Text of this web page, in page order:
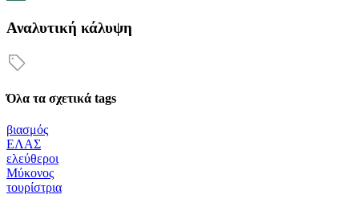
Αναλυτική κάλυψη
Όλα τα σχετικά tags
βιασμός
ΕΛΑΣ
ελεύθεροι
Μύκονος
τουρίστρια